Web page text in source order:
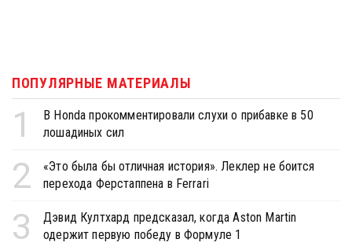
ПОПУЛЯРНЫЕ МАТЕРИАЛЫ
1
В Honda прокомментировали слухи о прибавке в 50
лошадиных сил
2
«Это была бы отличная история». Леклер не боится
перехода Ферстаппена в Ferrari
3
Дэвид Култхард предсказал, когда Aston Martin
одержит первую победу в Формуле 1